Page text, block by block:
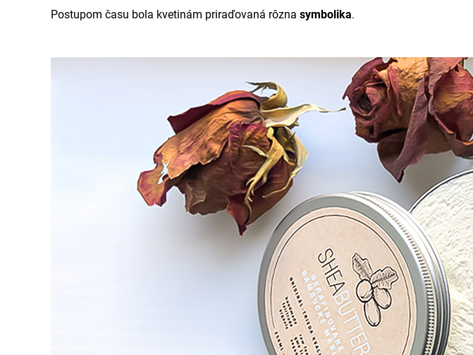
Postupom času bola kvetinám priraďovaná rôzna symbolika.